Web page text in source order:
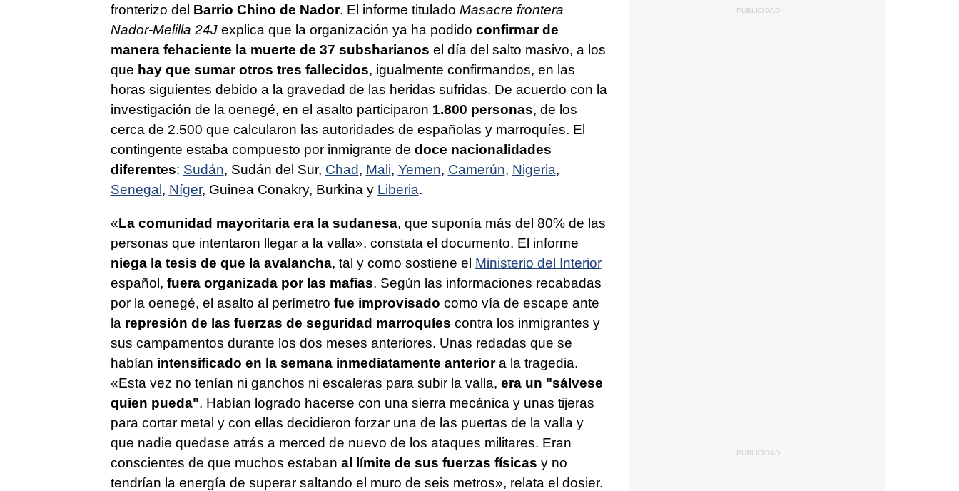
fronterizo del Barrio Chino de Nador. El informe titulado Masacre frontera
Nador-Melilla 24Jexplica que la organización ya ha podido confirmar de
manera fehaciente la muerte de 37 subsharianos el día del salto masivo, a los
que hay que sumar otros tres fallecidos, igualmente confirmandos, en las
horas siguientes debido a la gravedad de las heridas sufridas. De acuerdo con la
investigación de la oenegé, en el asalto participaron 1.800 personas, de los
cerca de 2.500 que calcularon las autoridades de españolas y marroquíes. El
contingente estaba compuesto por inmigrante de doce nacionalidades
diferentes: Sudán, Sudán del Sur, Chad, Mali, Yemen, Camerún, Nigeria,
Senegal, Níger, Guinea Conakry, Burkina y Liberia.
«La comunidad mayoritaria era la sudanesa, que suponía más del 80% de las
personas que intentaron llegar a la valla», constata el documento. El informe
niega la tesis de que la avalancha, tal y como sostiene el Ministerio del Interior
español, fuera organizada por las mafias. Según las informaciones recabadas
por la oenegé, el asalto al perímetro fue improvisado como vía de escape ante
la represión de las fuerzas de seguridad marroquíes contra los inmigrantes y
sus campamentos durante los dos meses anteriores. Unas redadas que se
habían intensificado en la semana inmediatamente anteriora la tragedia.
«Esta vez no tenían ni ganchos ni escaleras para subir la valla, era un "sálvese
quien pueda". Habían logrado hacerse con una sierra mecánica y unas tijeras
para cortar metal y con ellas decidieron forzar una de las puertas de la valla y
que nadie quedase atrás a merced de nuevo de los ataques militares. Eran
conscientes de que muchos estaban al límite de sus fuerzas físicas y no
tendrían la energía de superar saltando el muro de seis metros», relata el dosier.